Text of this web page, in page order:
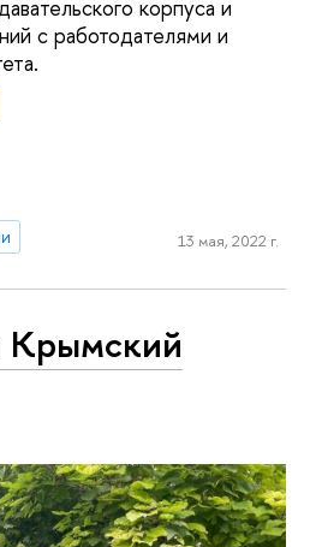
корпуса и
с работодателями и
13 мая, 2022 г.
Крымский